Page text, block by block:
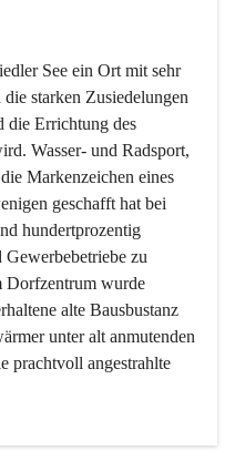
See ein Ort mit sehr
starken Zusiedelungen
die Errichtung des
Wasser- und Radsport,
Markenzeichen eines
geschafft hat bei
hundertprozentig
zu
Dorfzentrum wurde
alte Bausbustanz
unter alt anmutenden
prachtvoll angestrahlte
mehr, ist aber integrativer